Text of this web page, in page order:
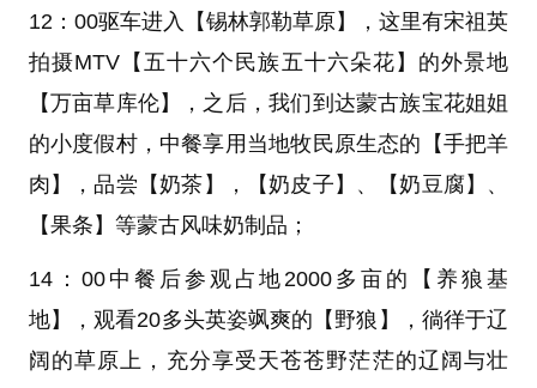
12：00驱车进入 【锡林郭勒草原】
，这里有宋祖英
拍摄MTV 【五十六个民族五十六朵花】 的外景地
【万亩草库伦】
，之后，我们到达蒙古族宝花姐姐
的小度假村，中餐享用当地牧民原生态的 【手把羊
肉】
，品尝 【奶茶】 ， 【奶皮子】 、 【奶豆腐】 、
【果条】 等蒙古风味奶制品；
14：00中餐后参观占地2000多亩的
【养狼基
地】
，观看20多头英姿飒爽的 【野狼】
，徜徉于辽
阔的草原上，充分享受天苍苍野茫茫的辽阔与壮